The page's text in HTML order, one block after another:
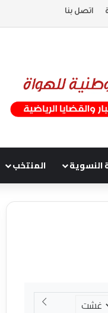
اتصل بنا
النسوية المنتخب